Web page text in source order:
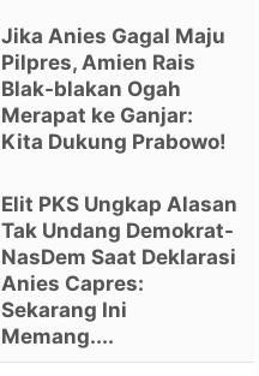
Jika Anies Gagal Maju
Pilpres, Amien Rais
Blak-blakan Ogah
Merapat ke Ganjar:
Kita Dukung Prabowo!
Elit PKS Ungkap Alasan
Tak Undang Demokrat-
NasDem Saat Deklarasi
Anies Capres:
Sekarang Ini
Memang....